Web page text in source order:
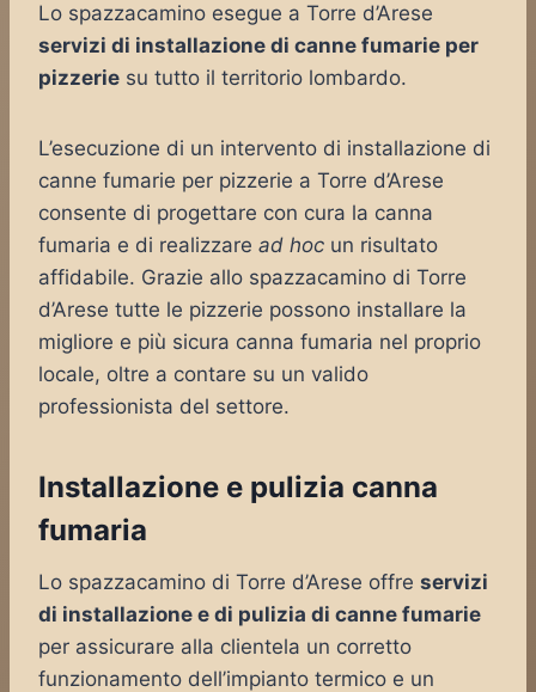
Lo spazzacamino esegue a Torre d’Arese
servizi di installazione di canne fumarie per
pizzerie su tutto il territorio lombardo.
L’esecuzione di un intervento di installazione di
canne fumarie per pizzerie a Torre d’Arese
consente di progettare con cura la canna
fumaria e di realizzare ad hoc un risultato
affidabile. Grazie allo spazzacamino di Torre
d’Arese tutte le pizzerie possono installare la
migliore e più sicura canna fumaria nel proprio
locale, oltre a contare su un valido
professionista del settore.
Installazione e pulizia canna
fumaria
Lo spazzacamino di Torre d’Arese offre servizi
di installazione e di pulizia di canne fumarie
per assicurare alla clientela un corretto
funzionamento dell’impianto termico e un